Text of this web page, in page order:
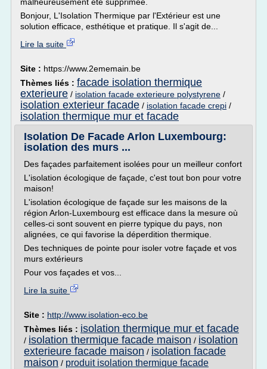
Bonjour, L'Isolation Thermique par l'Extérieur est une
solution efficace, esthétique et pratique. Il s'agit de...
Lire la suite
Site : https://www.2ememain.be
Thèmes liés : facade isolation thermique
exterieure / isolation facade exterieure polystyrene /
isolation exterieur facade / isolation facade crepi /
isolation thermique mur et facade
Isolation De Facade Arlon Luxembourg:
isolation des murs ...
Des façades parfaitement isolées pour un meilleur confort
L'isolation écologique de façade, c'est tout bon pour votre
maison!
L'isolation écologique de façade sur les maisons de la
région Arlon-Luxembourg est efficace dans la mesure où
celles-ci sont souvent en pierre typique du pays, non
alignées, ce qui favorise la déperdition thermique.
Des techniques de pointe pour isoler votre façade et vos
murs extérieurs
Pour vos façades et vos...
Lire la suite
Site : http://www.isolation-eco.be
Thèmes liés : isolation thermique mur et facade
/ isolation thermique facade maison / isolation
exterieure facade maison / isolation facade
maison / produit isolation thermique facade